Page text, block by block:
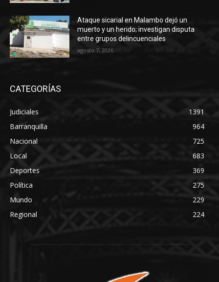
Ataque sicarial en Malambo dejó un
muerto y un herido; investigan disputa
entre grupos delincuenciales
agosto 7, 2026
CATEGORÍAS
Judiciales
1391
Barranquilla
964
Nacional
725
Local
683
Deportes
369
Política
275
Mundo
229
Regional
224